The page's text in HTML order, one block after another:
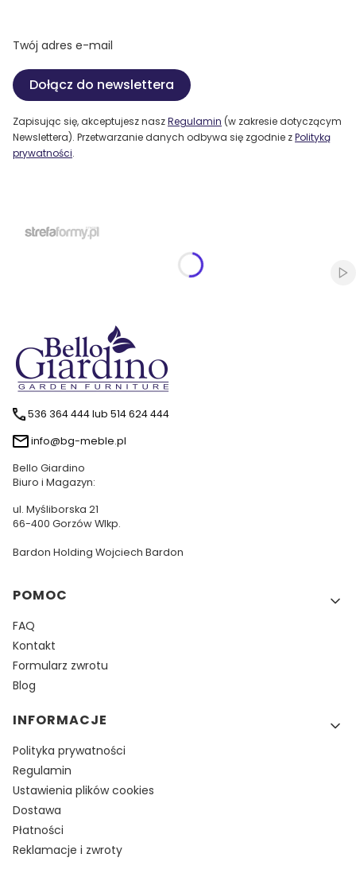
Twój adres e-mail
Dołącz do newslettera
Zapisując się, akceptujesz naszRegulamin (w zakresie dotyczącym
Newslettera). Przetwarzanie danych odbywa się zgodnie zPolityką
prywatności.
536 364 444 lub 514 624 444
info@bg-meble.pl
Bello Giardino
Biuro i Magazyn:
ul. Myśliborska 21
66-400 Gorzów Wlkp.
Bardon Holding Wojciech Bardon
Linki w stopce
POMOC
FAQ
Kontakt
Formularz zwrotu
Blog
INFORMACJE
Polityka prywatności
Regulamin
Ustawienia plików cookies
Dostawa
Płatności
Reklamacje i zwroty